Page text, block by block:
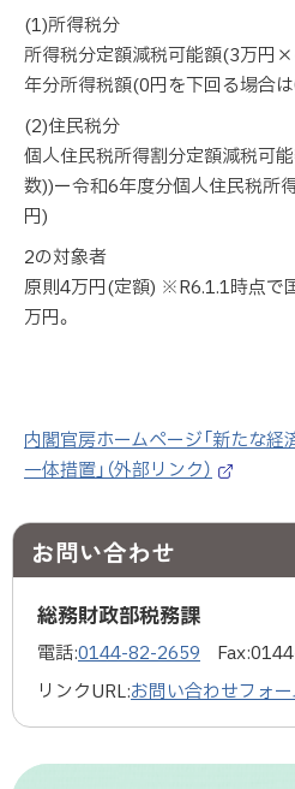
(1)所得税分
所得税分定額減税可能額(3万円
年分所得税額(0円を下回る場合
(2)住民税分
個人住民税所得割分定額減税可
数))ー令和6年度分個人住民税所
円)
2の対象者
原則4万円(定額) ※R6.1.1時点で
万円。
内閣官房ホームページ「新たな経
一体措置」（外部リンク）
イ
お問い合わせ
総務財政部税務課
電話:0144-82-2659 Fax:
リンクURL:お問い合わせフォ